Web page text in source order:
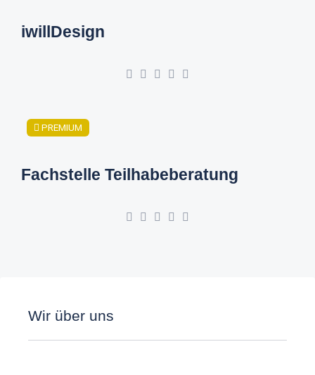
iwillDesign
PREMIUM
Fachstelle Teilhabeberatung
Wir über uns